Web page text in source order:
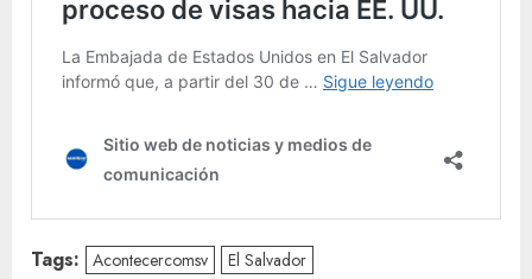
Tags: Acontecercomsv El Salvador